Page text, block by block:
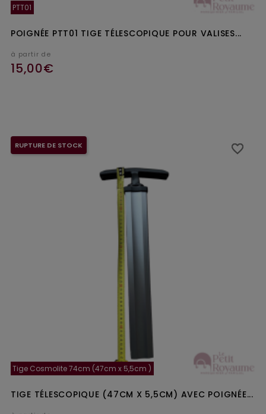
PTT01
POIGNÉE PTT01 TIGE TÉLESCOPIQUE POUR VALISES...
à partir de
15,00€
Tige Cosmolite 74cm (47cm x 5,5cm )
TIGE TÉLESCOPIQUE (47CM X 5,5CM) AVEC POIGNÉE...
RUPTURE DE STOCK favorite_border
favorite_border